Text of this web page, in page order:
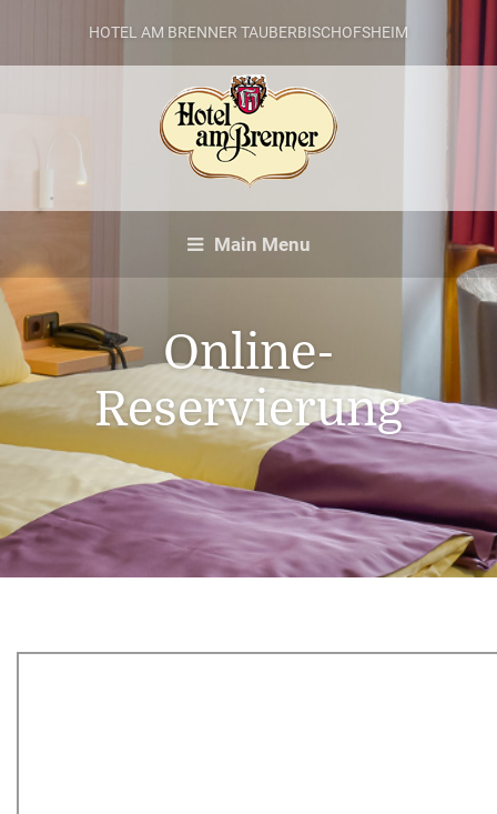
HOTEL AM BRENNER TAUBERBISCHOFSHEIM
Main Menu
Online-
Reservierung